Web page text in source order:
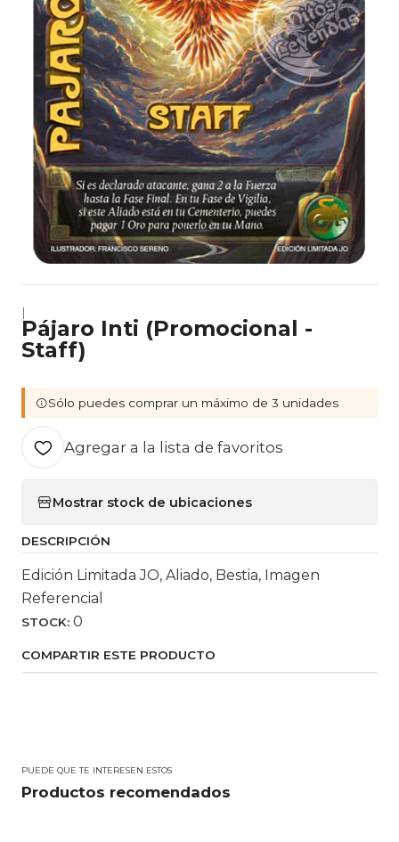
|
Pájaro Inti (Promocional -
Staff)
Sólo puedes comprar un máximo de 3 unidades
Agregar a la lista de favoritos
Mostrar stock de ubicaciones
DESCRIPCIÓN
Edición Limitada JO, Aliado, Bestia, Imagen
Referencial
STOCK: 0
COMPARTIR ESTE PRODUCTO
PUEDE QUE TE INTERESEN ESTOS
Productos recomendados